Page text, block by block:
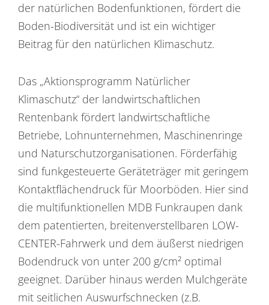
der natürlichen Bodenfunktionen, fördert die
Boden-Biodiversität und ist ein wichtiger
Beitrag für den natürlichen Klimaschutz.
Das „Aktionsprogramm Natürlicher
Klimaschutz“ der landwirtschaftlichen
Rentenbank fördert landwirtschaftliche
Betriebe, Lohnunternehmen, Maschinenringe
und Naturschutzorganisationen. Förderfähig
sind funkgesteuerte Geräteträger mit geringem
Kontaktflächendruck für Moorböden. Hier sind
die multifunktionellen MDB Funkraupen dank
dem patentierten, breitenverstellbaren LOW-
CENTER-Fahrwerk und dem äußerst niedrigen
Bodendruck von unter 200 g/cm² optimal
geeignet. Darüber hinaus werden Mulchgeräte
mit seitlichen Auswurfschnecken (z.B.